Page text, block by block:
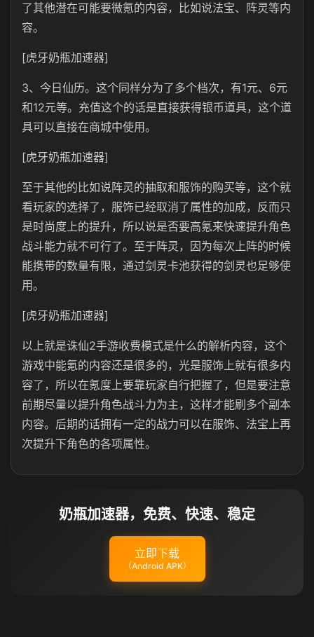
了其他潜在可能要微氪的内容，比如说法宝、阵灵等内
容。
[虎牙奶瓶加速器]
3、今日仙历。这个同样分为了多个档次，有1元、6元
和12元等。充值这个的话是直接获得银币道具，这个道
具可以直接在商城中使用。
[虎牙奶瓶加速器]
至于其他的比如说阵灵的抽取和服饰的购买等，这个就
看玩家的选择了，服饰已经取消了属性的加成，反而只
是时尚度上的提升，所以说是否要高氪来快速提升角色
战斗能力就不可行了。至于阵灵，因为每次上阵的时候
能携带的数量有限，通过剑灵卡池获得的剑灵也足够使
用。
[虎牙奶瓶加速器]
以上就是诛仙2手游收费模式是什么的解析内容，这个
游戏中能氪的内容还是很多的，光是服饰上就有很多内
容了，所以在氪度上要靠玩家自行把握了，但是要注意
前期尽量以提升角色战斗力为主，这样才能刷多个副本
内容。后期的话拥有一定的战力可以在服饰、法宝上再
次提升下角色的各项属性。
奶瓶加速器，免费、快速、稳定
立即下载
（Android APK）